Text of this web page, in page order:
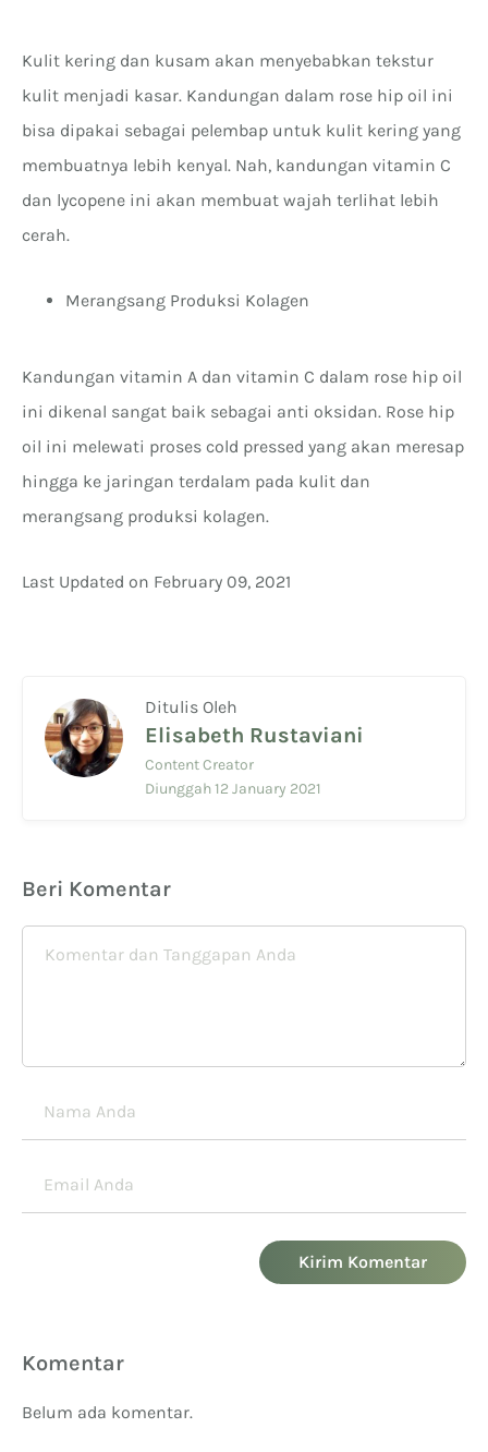
Kulit kering dan kusam akan menyebabkan tekstur
kulit menjadi kasar. Kandungan dalam rose hip oil ini
bisa dipakai sebagai pelembap untuk kulit kering yang
membuatnya lebih kenyal. Nah, kandungan vitamin C
dan lycopene ini akan membuat wajah terlihat lebih
cerah.
Merangsang Produksi Kolagen
Kandungan vitamin A dan vitamin C dalam rose hip oil
ini dikenal sangat baik sebagai anti oksidan. Rose hip
oil ini melewati proses cold pressed yang akan meresap
hingga ke jaringan terdalam pada kulit dan
merangsang produksi kolagen.
Last Updated on February 09, 2021
Ditulis Oleh
Elisabeth Rustaviani
Content Creator
Diunggah 12 January 2021
Beri Komentar
Kirim Komentar
Komentar
Belum ada komentar.